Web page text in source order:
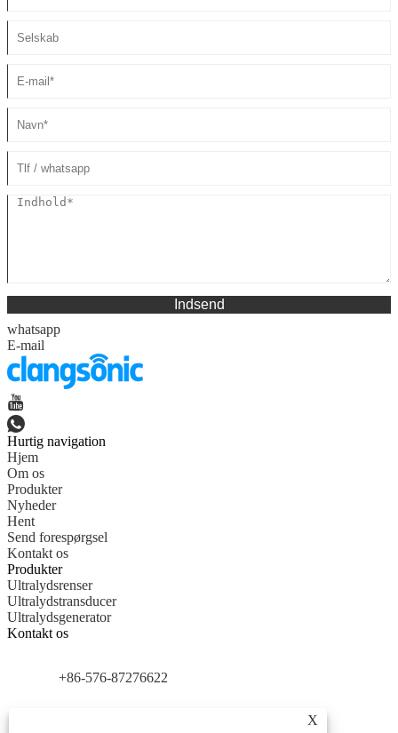
Indsend
X
whatsapp
E-mail
Hurtig navigation
Hjem
Om os
Produkter
Nyheder
Hent
Send forespørgsel
Kontakt os
Produkter
Ultralydsrenser
Ultralydstransducer
Ultralydsgenerator
Kontakt os
+86-576-87276622